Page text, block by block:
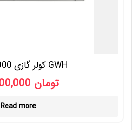
کولر گازی 36000 گری GWH
تومان
Read more